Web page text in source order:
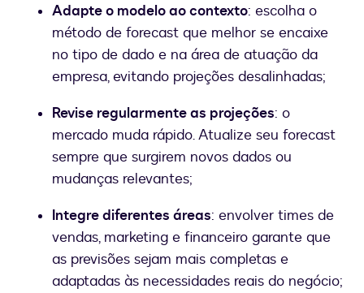
Adapte o modelo ao contexto: escolha o
método de forecast que melhor se encaixe
no tipo de dado e na área de atuação da
empresa, evitando projeções desalinhadas;
Revise regularmente as projeções: o
mercado muda rápido. Atualize seu forecast
sempre que surgirem novos dados ou
mudanças relevantes;
Integre diferentes áreas: envolver times de
vendas, marketing e financeiro garante que
as previsões sejam mais completas e
adaptadas às necessidades reais do negócio;